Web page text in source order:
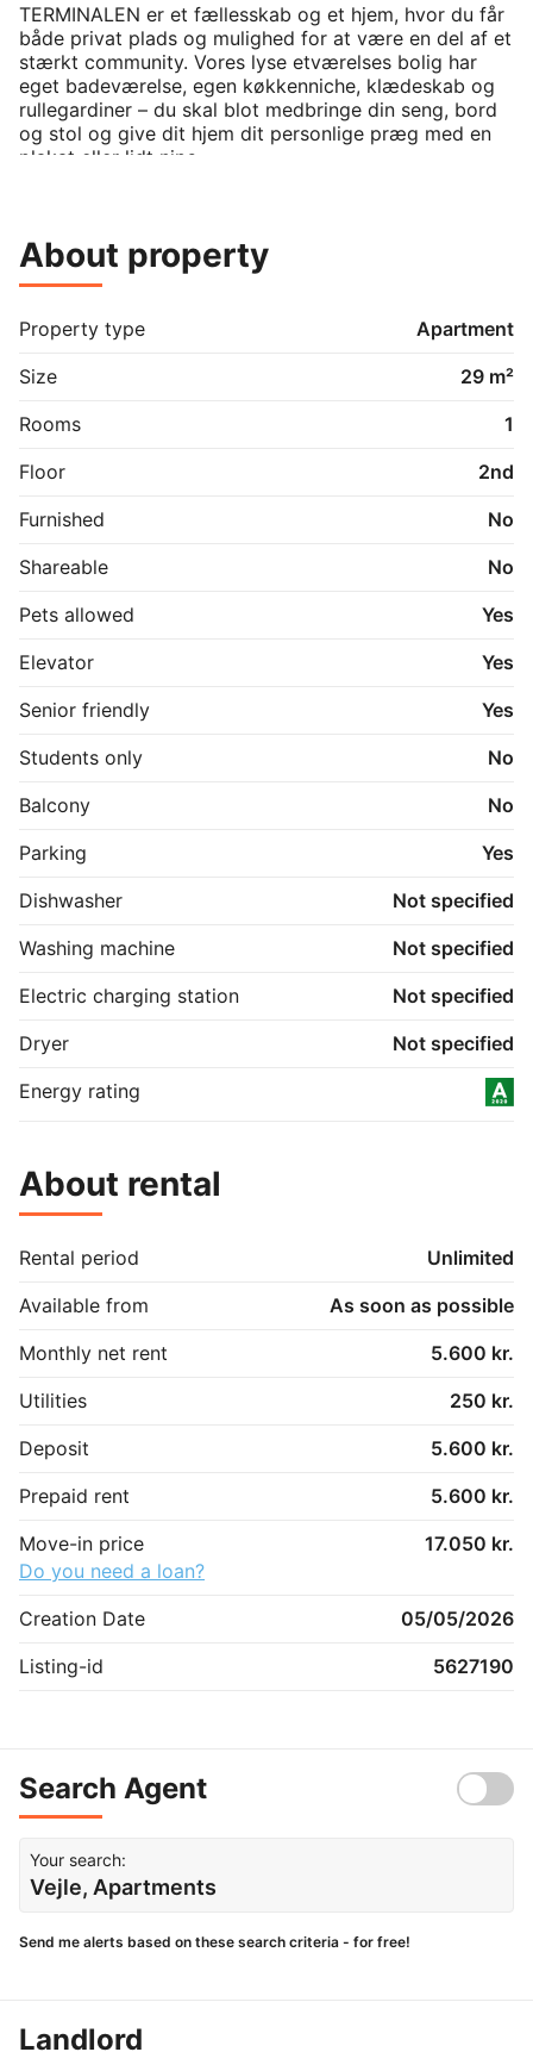
TERMINALEN er et fællesskab og et hjem, hvor du får
både privat plads og mulighed for at være en del af et
stærkt community. Vores lyse etværelses bolig har
eget badeværelse, egen køkkenniche, klædeskab og
rullegardiner – du skal blot medbringe din seng, bord
og stol og give dit hjem dit personlige præg med en
plakat eller lidt nips.
omfavner forskelligheder og skaber plads til personlig
udvikling og venskaber for livet. TERMINALEN er
Som beboer får du adgang til fantastiske
fællesområder og fælleskøkkener, samt mulighed for
Community Manager er til stede i dagtimerne for at
TERMINALEN tilbyder bl.a. også fitnessrum,
cykelværksted, café/bar, loungeområde, tagterrasse,
meningsfuldt og socialt hjem med rammerne for en
den pågældende lejlighed
About property
Property type
Apartment
Size
29 m²
Rooms
1
Floor
2nd
Furnished
No
Shareable
No
Pets allowed
Yes
Elevator
Yes
Senior friendly
Yes
Students only
No
Balcony
No
Parking
Yes
Dishwasher
Not specified
Washing machine
Not specified
Electric charging station
Not specified
Dryer
Not specified
Energy rating
About rental
Rental period
Unlimited
Available from
As soon as possible
Monthly net rent
5.600 kr.
Utilities
250 kr.
Deposit
5.600 kr.
Prepaid rent
5.600 kr.
Move-in price
17.050 kr.
Do you need a loan?
Creation Date
05/05/2026
Listing-id
5627190
Search Agent
Your search:
Vejle, Apartments
Send me alerts based on these search criteria - for free!
Landlord